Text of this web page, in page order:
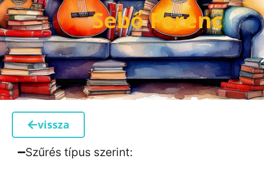
Sebő Ferenc
vissza
Szűrés típus szerint:​